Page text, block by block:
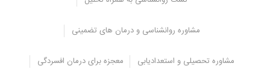
مشاوره روانشناسی و درمان های تضمینی
مشاوره تحصیلی و استعدادیابی معجزه برای درمان افسردگی
این مطالعه همچنین نشان می دهد که زنان تحصیل کرده تمایل دارند